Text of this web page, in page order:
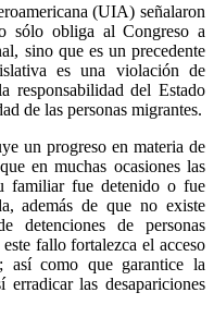
(UIA) señalaron
sólo obliga al Congreso a
sino que es un precedente
es una violación de
responsabilidad del Estado
de las personas migrantes.
un progreso en materia de
en muchas ocasiones las
familiar fue detenido o fue
además de que no existe
detenciones de personas
fallo fortalezca el acceso
así como que garantice la
erradicar las desapariciones